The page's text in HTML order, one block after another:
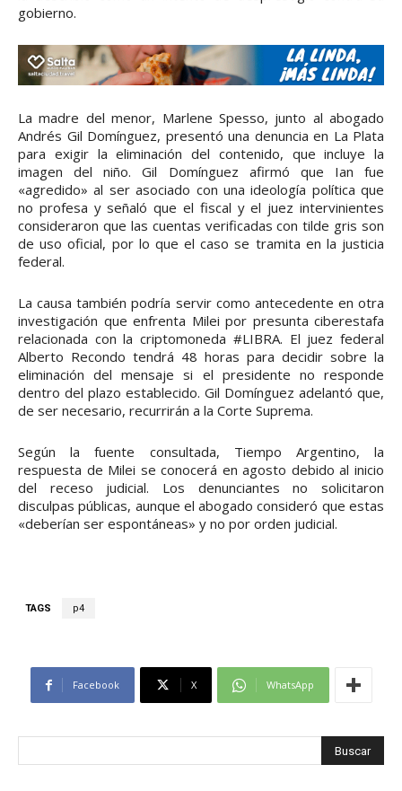
gobierno.
La madre del menor, Marlene Spesso, junto al abogado
Andrés Gil Domínguez, presentó una denuncia en La Plata
para exigir la eliminación del contenido, que incluye la
imagen del niño. Gil Domínguez afirmó que Ian fue
«agredido» al ser asociado con una ideología política que
no profesa y señaló que el fiscal y el juez intervinientes
consideraron que las cuentas verificadas con tilde gris son
de uso oficial, por lo que el caso se tramita en la justicia
federal.
La causa también podría servir como antecedente en otra
investigación que enfrenta Milei por presunta ciberestafa
relacionada con la criptomoneda #LIBRA. El juez federal
Alberto Recondo tendrá 48 horas para decidir sobre la
eliminación del mensaje si el presidente no responde
dentro del plazo establecido. Gil Domínguez adelantó que,
de ser necesario, recurrirán a la Corte Suprema.
Según la fuente consultada, Tiempo Argentino, la
respuesta de Milei se conocerá en agosto debido al inicio
del receso judicial. Los denunciantes no solicitaron
disculpas públicas, aunque el abogado consideró que estas
«deberían ser espontáneas» y no por orden judicial.
TAGS p4
Facebook X WhatsApp